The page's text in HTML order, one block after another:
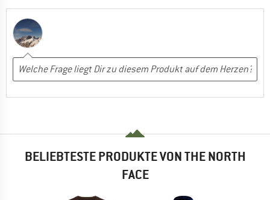
BELIEBTESTE PRODUKTE VON THE NORTH
FACE